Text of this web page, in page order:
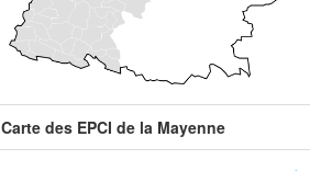
Carte des EPCI de la Mayenne